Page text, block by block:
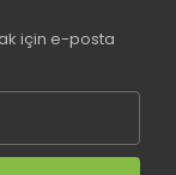
için e-posta